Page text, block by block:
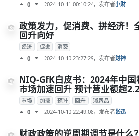
0 2024-10-11 00:10:24，发布者小财
政策发力，促消费、拼经济！
回升向好
经济 促进 消费
0 2024-10-10 23:27:29，发布者财神
NIQ-GfK白皮书：2024年中国
市场加速回升 预计营业额超
市场 加速 预计 回升 消费品
0 2024-10-10 22:49:08，发布者张迅
财政政策的逆周期调节是什么